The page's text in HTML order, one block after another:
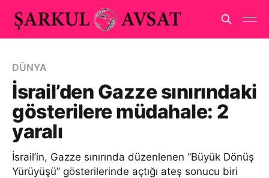
DÜNYA
İsrail’den Gazze sınırındaki
gösterilere müdahale: 2
yaralı
İsrail’in, Gazze sınırında düzenlenen “Büyük Dönüş
Yürüyüşü” gösterilerinde açtığı ateş sonucu biri